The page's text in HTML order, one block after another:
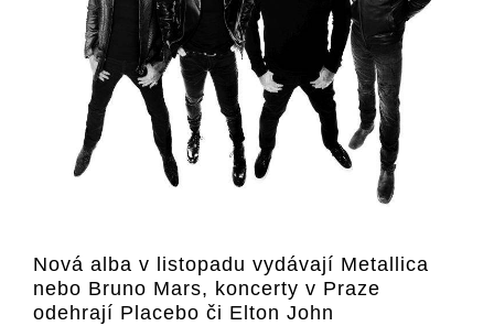
Nová alba v listopadu vydávají Metallica
nebo Bruno Mars, koncerty v Praze
odehrají Placebo či Elton John